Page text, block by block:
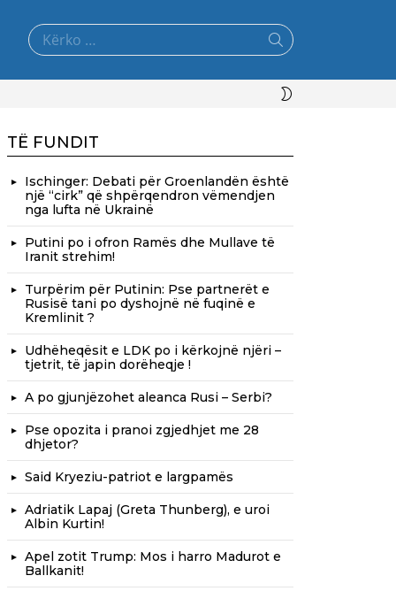
Search
for:
TË FUNDIT
Ischinger: Debati për Groenlandën është
një “cirk” që shpërqendron vëmendjen
nga lufta në Ukrainë
Putini po i ofron Ramës dhe Mullave të
Iranit strehim!
Turpërim për Putinin: Pse partnerët e
Rusisë tani po dyshojnë në fuqinë e
Kremlinit ?
Udhëheqësit e LDK po i kërkojnë njëri –
tjetrit, të japin dorëheqje !
A po gjunjëzohet aleanca Rusi – Serbi?
Pse opozita i pranoi zgjedhjet me 28
dhjetor?
Said Kryeziu-patriot e largpamës
Adriatik Lapaj (Greta Thunberg), e uroi
Albin Kurtin!
Apel zotit Trump: Mos i harro Madurot e
Ballkanit!